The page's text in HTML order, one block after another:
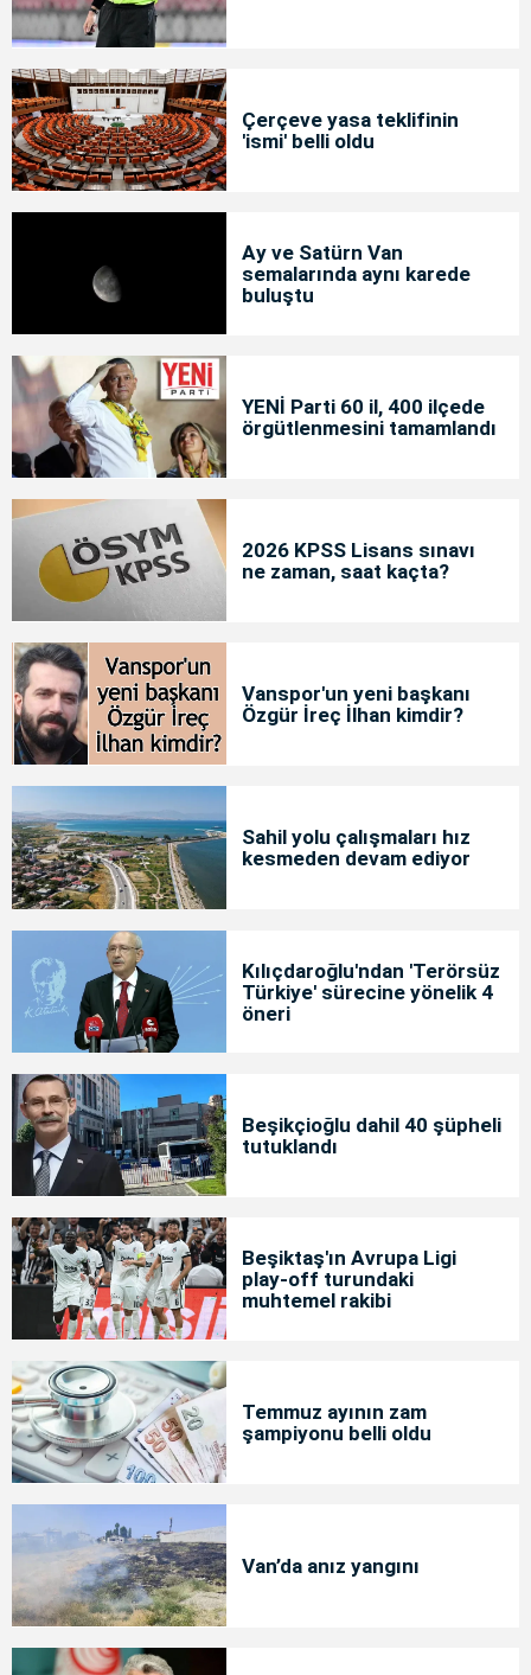
Çerçeve yasa teklifinin
'ismi' belli oldu
Ay ve Satürn Van
semalarında aynı karede
buluştu
YENİ Parti 60 il, 400 ilçede
örgütlenmesini tamamlandı
2026 KPSS Lisans sınavı
ne zaman, saat kaçta?
Vanspor'un yeni başkanı
Özgür İreç İlhan kimdir?
Sahil yolu çalışmaları hız
kesmeden devam ediyor
Kılıçdaroğlu'ndan 'Terörsüz
Türkiye' sürecine yönelik 4
öneri
Beşikçioğlu dahil 40 şüpheli
tutuklandı
Beşiktaş'ın Avrupa Ligi
play-off turundaki
muhtemel rakibi
Temmuz ayının zam
şampiyonu belli oldu
Van’da anız yangını